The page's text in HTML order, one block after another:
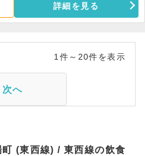
となっておりますので、新しい拠点を
。※面積：1階31.96平米、2階31.96
詳細を見る
1件～20件を表示
次へ
(東西線) / 東西線の飲食